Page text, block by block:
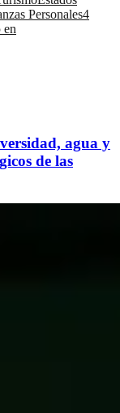
Personales4
en
agua y
de las